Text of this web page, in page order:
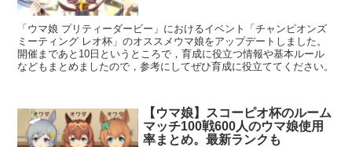
「ウマ娘 プリティーダービー」におけるイベント「チャンピオンズ
ミーティング レオ杯」のオススメウマ娘をアップデートしました。
開催まであと10日というところで，育成に役立つ情報や基本ルール
などもまとめましたので，参考にしてぜひ育成に役立ててください。
【ウマ娘】スコーピオ杯のルーム
マッチ100戦600人のウマ娘使用
率まとめ。最新ランクも